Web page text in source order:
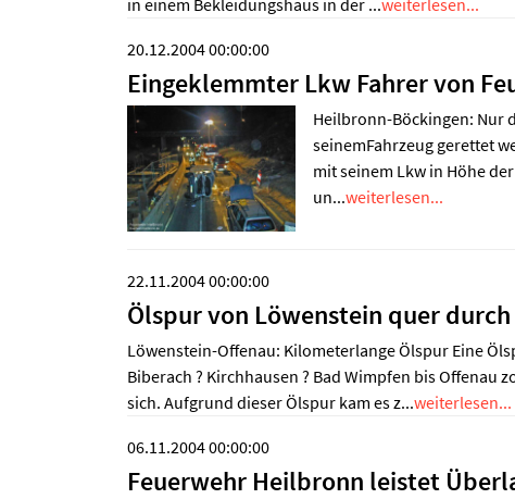
20.12.2004 00:00:00
Eingeklemmter Lkw Fahrer von
Heilbronn-Böckingen: Nur
seinemFahrzeug gerettet
mit seinem Lkw in Höhe
un...weiterlesen...
22.11.2004 00:00:00
Ölspur von Löwenstein quer
Löwenstein-Offenau: Kilometerlange Ölspur Eine
Biberach ? Kirchhausen ? Bad Wimpfen bis Offenau
sich. Aufgrund dieser Ölspur kam es z...weiterlesen...
06.11.2004 00:00:00
Feuerwehr Heilbronn leistet